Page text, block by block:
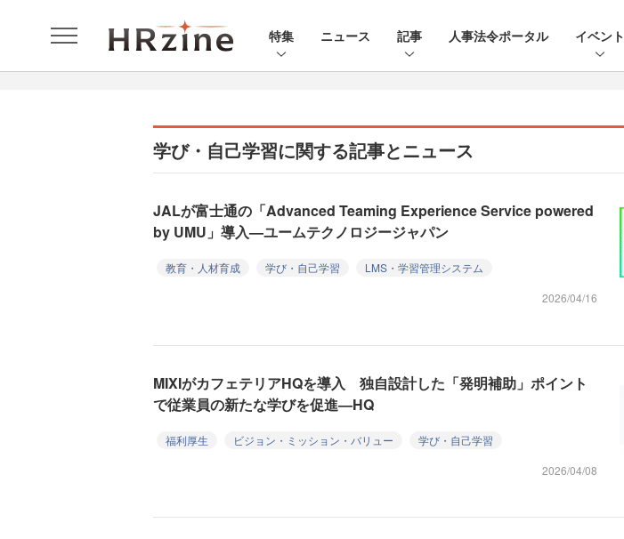
特集 ニュース 記事 人事法令ポータル イベント
学び・自己学習に関する記事とニュース
JALが富士通の「Advanced Teaming Experience Service powered
by UMU」導入—ユームテクノロジージャパン
教育・人材育成 学び・自己学習
LMS・学習管理システム
2026/04/16
MIXIがカフェテリアHQを導入 独自設計した「発明補助」ポイント
で従業員の新たな学びを促進—HQ
福利厚生 ビジョン・ミッション・バリュー
学び・自己学習
2026/04/08